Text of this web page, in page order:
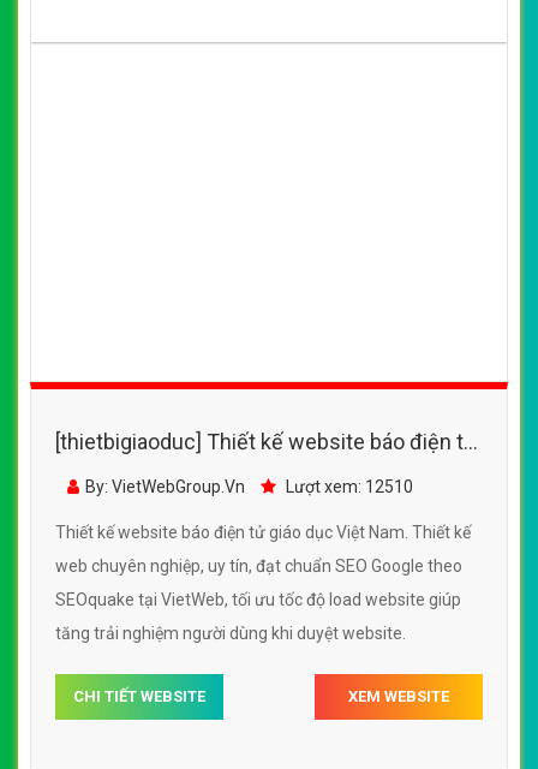
[thietbigiaoduc] Thiết kế website báo điện tử
giáo dục Việt Nam
By: VietWebGroup.Vn Lượt xem: 12510
Thiết kế website báo điện tử giáo dục Việt Nam. Thiết kế
web chuyên nghiệp, uy tín, đạt chuẩn SEO Google theo
SEOquake tại VietWeb, tối ưu tốc độ load website giúp
tăng trải nghiệm người dùng khi duyệt website.
CHI TIẾT WEBSITE XEM WEBSITE